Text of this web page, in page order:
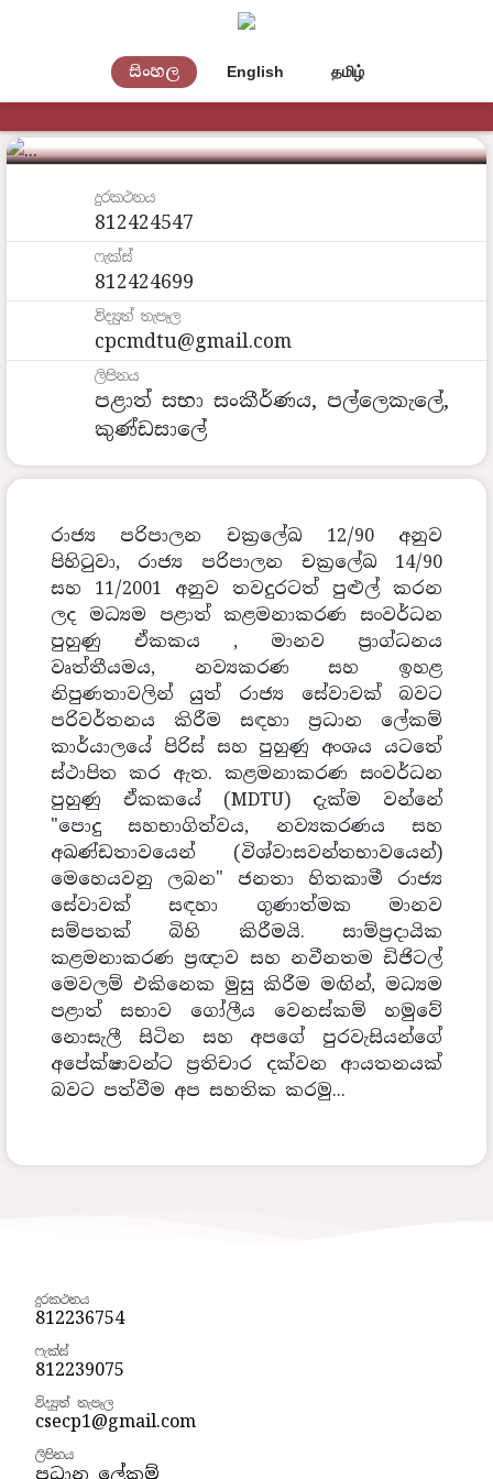
සිංහල English தமிழ்
කළමනාකරණ සංවර්ධන
පුහුණු ඒකකය
දුරකථනය
812424547
ෆැක්ස්
812424699
විද්‍යුත් තැපෑල
cpcmdtu@gmail.com
ලිපිනය
පළාත් සභා සංකීර්ණය, පල්ලෙකැලේ,
කුණ්ඩසාලේ
රාජ්‍ය පරිපාලන චක්‍රලේඛ 12/90 අනුව
පිහිටුවා, රාජ්‍ය පරිපාලන චක්‍රලේඛ 14/90
සහ 11/2001 අනුව තවදුරටත් පුළුල් කරන
ලද මධ්‍යම පළාත් කළමනාකරණ සංවර්ධන
පුහුණු ඒකකය , මානව ප්‍රාග්ධනය
වෘත්තීයමය, නව්‍යකරණ සහ ඉහළ
නිපුණතාවලින් යුත් රාජ්‍ය සේවාවක් බවට
පරිවර්තනය කිරීම සඳහා ප්‍රධාන ලේකම්
කාර්යාලයේ පිරිස් සහ පුහුණු අංශය යටතේ
ස්ථාපිත කර ඇත. කළමනාකරණ සංවර්ධන
පුහුණු ඒකකයේ (MDTU) දැක්ම වන්නේ
"පොදු සහභාගිත්වය, නව්‍යකරණය සහ
අඛණ්ඩතාවයෙන් (විශ්වාසවන්තභාවයෙන්)
මෙහෙයවනු ලබන" ජනතා හිතකාමී රාජ්‍ය
සේවාවක් සඳහා ගුණාත්මක මානව
සම්පතක් බිහි කිරීමයි. සාම්ප්‍රදායික
කළමනාකරණ ප්‍රඥාව සහ නවීනතම ඩිජිටල්
මෙවලම් එකිනෙක මුසු කිරීම මඟින්, මධ්‍යම
පළාත් සභාව ගෝලීය වෙනස්කම් හමුවේ
නොසැලී සිටින සහ අපගේ පුරවැසියන්ගේ
අපේක්ෂාවන්ට ප්‍රතිචාර දක්වන ආයතනයක්
බවට පත්වීම අප සහතික කරමු...
දුරකථනය
812236754
ෆැක්ස්
812239075
විද්‍යුත් තැපෑල
csecp1@gmail.com
ලිපිනය
ප්‍රධාන ලේකම්